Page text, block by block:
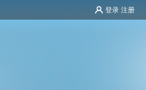
登录 注册